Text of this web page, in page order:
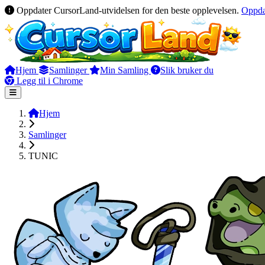
Oppdater CursorLand-utvidelsen for den beste opplevelsen.
Hjem Samlinger Min Samling
Slik bruker du
Legg til i Chrome
Hjem
Samlinger
TUNIC